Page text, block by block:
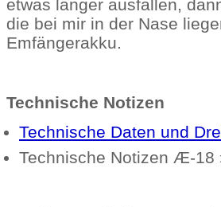
etwas länger ausfallen,
die bei mir in der Nase
Emfängerakku.
Technische Notizen
Technische Daten und
Technische Notizen Æ-18